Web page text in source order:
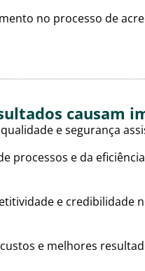
no processo de
causam
e segurança
processos e da eficiência
e credibilidade
e melhores